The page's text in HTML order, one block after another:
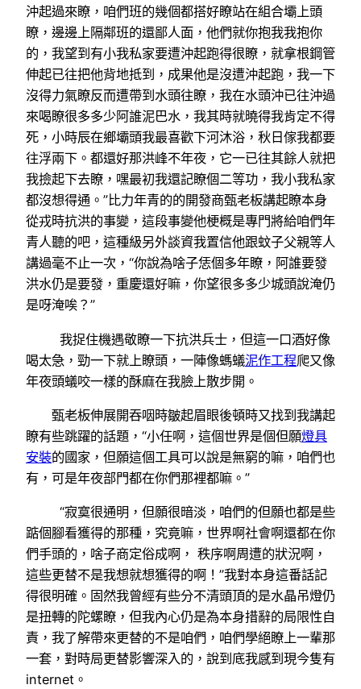
沖起過來瞭，咱們班的幾個都搭好瞭站在組合壩上頭
瞭，邊邊上隔鄰班的還鄙人面，他們就你抱我我抱你
的，我望到有小我私家要遭沖起跑得很瞭，就拿根鋼管
伸起已往把他背地抵到，成果他是沒遭沖起跑，我一下
沒得力氣瞭反而遭帶到水頭往瞭，我在水頭沖已往沖過
來喝瞭很多多少阿誰泥巴水，我其時就曉得我肯定不得
死，小時辰在鄉壩頭我最喜歡下河沐浴，秋日傢我都要
往浮兩下。都還好那洪峰不年夜，它一已往其餘人就把
我撿起下去瞭，嘿最初我還記瞭個二等功，我小我私家
都沒想得通。”比力年青的的開發商甄老板講起瞭本身
從戎時抗洪的事變，這段事變他梗概是專門將給咱們年
青人聽的吧，這種級另外談資我置信他跟蚊子父親等人
講過毫不止一次，“你說為啥子恁個多年瞭，阿誰要發
洪水仍是要發，重慶還好嘛，你望很多多少城頭說淹仍
是呀淹唉？”
我捉住機遇敬瞭一下抗洪兵士，但這一口酒好像
喝太急，勁一下就上瞭頭，一陣像螞蟻泥作工程爬又像
年夜頭蟻咬一樣的酥麻在我臉上散步開。
甄老板伸展開吞咽時皺起眉眼後頓時又找到我講起
瞭有些跳躍的話題，“小任啊，這個世界是個但願燈具
安裝的國家，但願這個工具可以說是無窮的嘛，咱們也
有，可是年夜部門都在你們那裡都嘛。”
“寂寞很通明，但願很暗淡，咱們的但願也都是些
踮個腳看獲得的那種，究竟嘛，世界啊社會啊還都在你
們手頭的，啥子商定俗成啊， 秩序啊周遭的狀況啊，
這些更替不是我想就想獲得的啊！”我對本身這番話記
得很明確。固然我曾經有些分不清頭頂的是水晶吊燈仍
是扭轉的陀螺瞭，但我內心仍是為本身措辭的局限性自
責，我了解帶來更替的不是咱們，咱們學絕瞭上一輩那
一套，對時局更替影響深入的，說到底我感到現今隻有
internet。